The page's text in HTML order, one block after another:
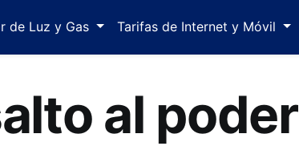
de Luz y Gas Tarifas de Internet y Móvil
al poder